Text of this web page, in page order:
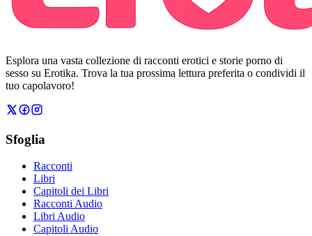
Esplora una vasta collezione di racconti erotici e storie porno di
sesso su Erotika. Trova la tua prossima lettura preferita o condividi il
tuo capolavoro!
Sfoglia
Racconti
Libri
Capitoli dei Libri
Racconti Audio
Libri Audio
Capitoli Audio